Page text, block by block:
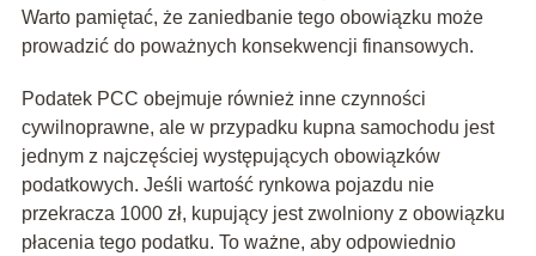
Warto pamiętać, że zaniedbanie tego obowiązku może
prowadzić do poważnych konsekwencji finansowych.
Podatek PCC obejmuje również inne czynności
cywilnoprawne, ale w przypadku kupna samochodu jest
jednym z najczęściej występujących obowiązków
podatkowych. Jeśli wartość rynkowa pojazdu nie
przekracza 1000 zł, kupujący jest zwolniony z obowiązku
płacenia tego podatku. To ważne, aby odpowiednio